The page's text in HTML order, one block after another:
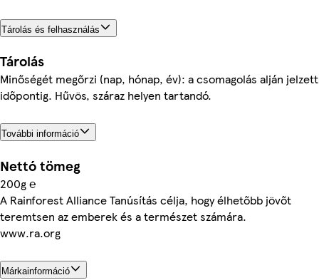
Tárolás és felhasználás
Tárolás
Minőségét megőrzi (nap, hónap, év): a csomagolás alján jelzett
időpontig. Hűvös, száraz helyen tartandó.
További információ
Nettó tömeg
200g ℮
A Rainforest Alliance Tanúsítás célja, hogy élhetőbb jövőt
teremtsen az emberek és a természet számára.
www.ra.org
Márkainformáció